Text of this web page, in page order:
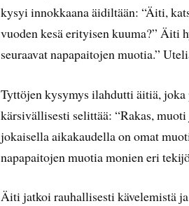
kysyi innokkaana äidiltään: “Äiti,
vuoden kesä erityisen kuuma?” Äiti
seuraavat napapaitojen muotia.”
Tyttöjen kysymys ilahdutti äitiä,
kärsivällisesti selittää: “Rakas,
jokaisella aikakaudella on omat
napapaitojen muotia monien eri
Äiti jatkoi rauhallisesti kävelemistä